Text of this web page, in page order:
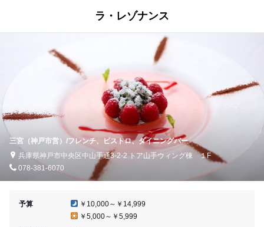
ラ・レゾナンス
三宮（神戸市営）/フレンチ、ビストロ、ダイニングバー
兵庫県神戸市中央区中山手通3-2-2 トア山手ウィング棟 １F
078-381-6070
予算
￥10,000～￥14,999
￥5,000～￥5,999